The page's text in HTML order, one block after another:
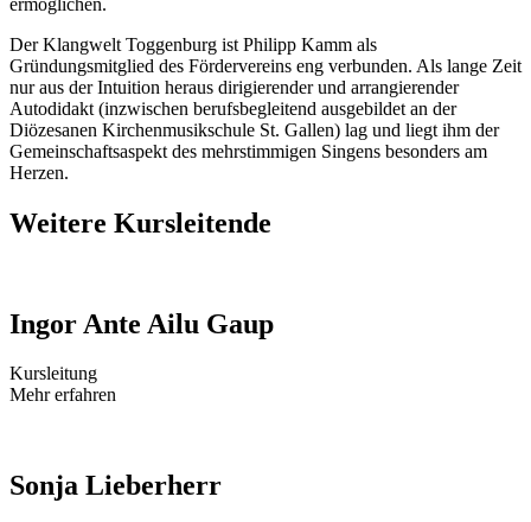
Der Klangwelt Toggenburg ist Philipp Kamm als
Gründungsmitglied des Fördervereins eng verbunden. Als lange Zeit
nur aus der Intuition heraus dirigierender und arrangierender
Autodidakt (inzwischen berufsbegleitend ausgebildet an der
Diözesanen Kirchenmusikschule St. Gallen) lag und liegt ihm der
Gemeinschaftsaspekt des mehrstimmigen Singens besonders am
Herzen.
Weitere Kursleitende
Ingor Ante Ailu Gaup
Kursleitung
Mehr erfahren
Sonja Lieberherr